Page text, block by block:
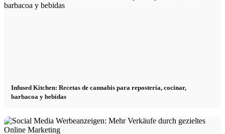
Infused Kitchen: Recetas de cannabis para repostería, cocinar,
barbacoa y bebidas